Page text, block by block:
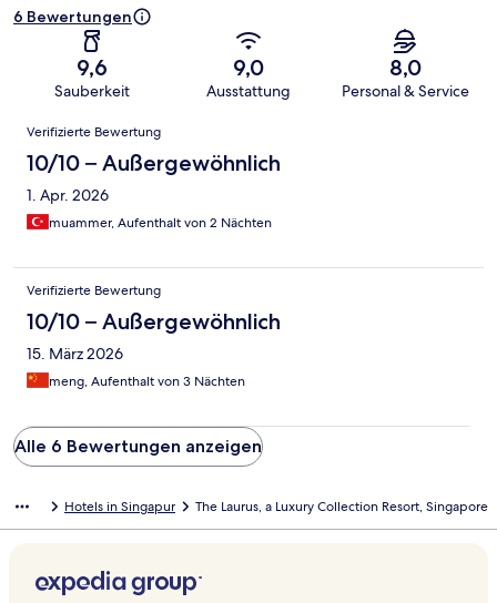
6 Bewertungen
9,6
Sauberkeit
9,0
Ausstattung
8,0
Personal & Service
Bewertungen
Verifizierte Bewertung
10/10 – Außergewöhnlich
1. Apr. 2026
muammer, Aufenthalt von 2 Nächten
Verifizierte Bewertung
10/10 – Außergewöhnlich
15. März 2026
meng, Aufenthalt von 3 Nächten
Alle 6 Bewertungen anzeigen
Hotels in Singapur The Laurus, a Luxury Collection Resort, Singapore